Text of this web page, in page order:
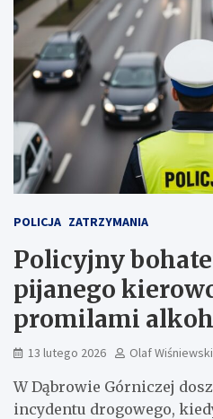
POLICJA ZATRZYMANIA
Policyjny
pijanego
promilami
13 lutego 2026 Olaf Wiśniewski
W Dąbrowie Górniczej
incydentu drogowego,